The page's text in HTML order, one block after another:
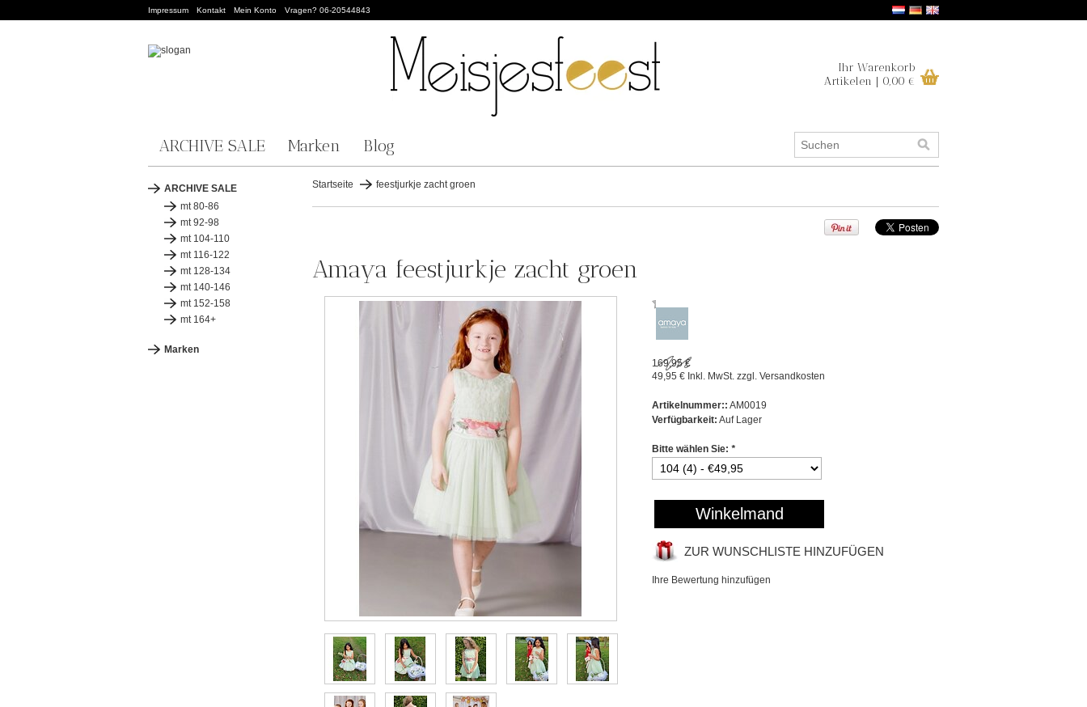
Impressum Kontakt Mein Konto Vragen? 06-20544843
Ihr Warenkorb
Artikelen | 0,00 €
ARCHIVE SALE Marken Blog
ARCHIVE SALE
mt 80-86
mt 92-98
mt 104-110
mt 116-122
mt 128-134
mt 140-146
mt 152-158
mt 164+
Marken
Startseite feestjurkje zacht groen
Amaya feestjurkje zacht groen
169,95 €
49,95 € Inkl. MwSt. zzgl. Versandkosten
Artikelnummer:: AM0019
Verfügbarkeit: Auf Lager
Bitte wählen Sie: *
Winkelmand
ZUR WUNSCHLISTE HINZUFÜGEN
Ihre Bewertung hinzufügen